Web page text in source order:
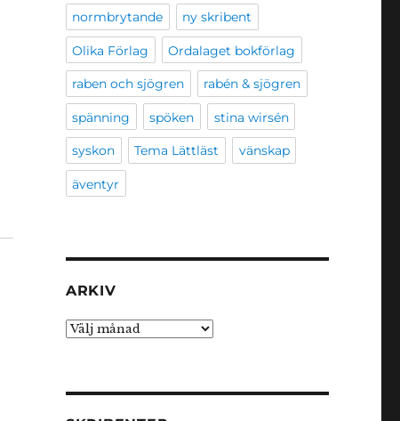
normbrytande ny skribent
Olika Förlag Ordalaget bokförlag
raben och sjögren rabén & sjögren
spänning spöken stina wirsén
syskon Tema Lättläst vänskap
äventyr
ARKIV
Arkiv